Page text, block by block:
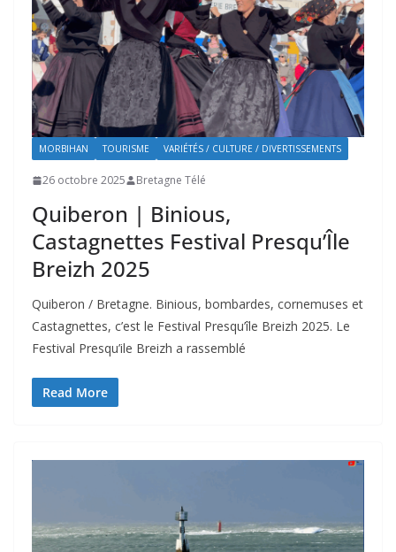
MORBIHAN TOURISME VARIÉTÉS / CULTURE / DIVERTISSEMENTS
26 octobre 2025 Bretagne Télé
Quiberon | Binious,
Castagnettes Festival Presqu’Île
Breizh 2025
Quiberon / Bretagne. Binious, bombardes, cornemuses et
Castagnettes, c’est le Festival Presqu’île Breizh 2025. Le
Festival Presqu’ile Breizh a rassemblé
Read More